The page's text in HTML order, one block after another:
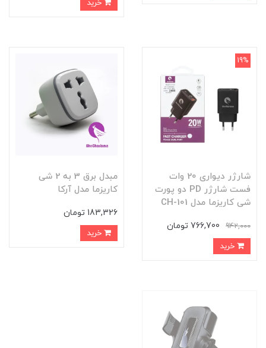
شارژر دیواری 20 وات
فست شارژر PD دو پورت
شی کاریزما مدل CH-101
942,000 766,700 تومان
19%
مبدل برق 3 به 2 شی
کاریزما مدل آرکا
183,326 تومان